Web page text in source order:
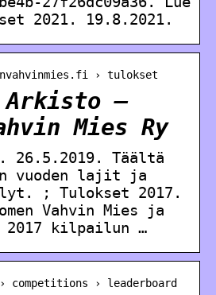
2021. 19.8.2021.
› tulokset
Arkisto –
Mies Ry
26.5.2019. Täältä
vuoden lajit ja
; Tulokset 2017.
Vahvin Mies ja
2017 kilpailun …
› leaderboard